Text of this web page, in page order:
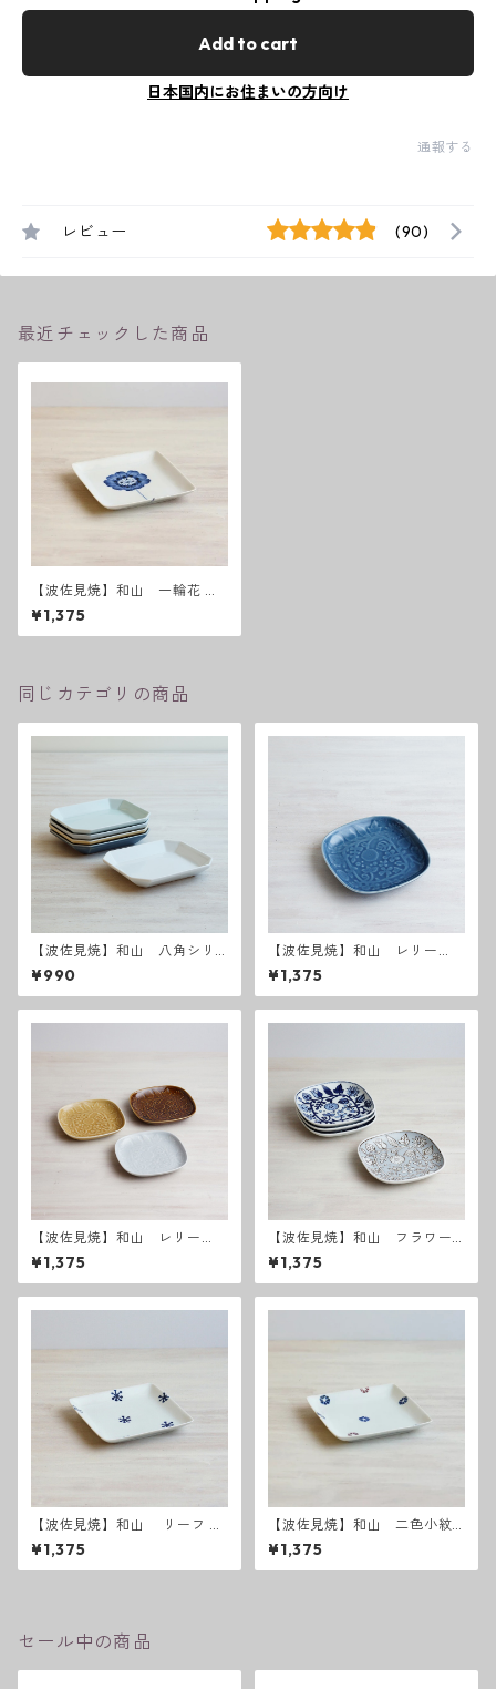
Add to cart
日本国内にお住まいの方向け
通報する
レビュー (90)
最近チェックした商品
【波佐見焼】和山 一輪花 W
プレート角皿 - 小 -
¥1,375
同じカテゴリの商品
【波佐見焼】和山 八角シリ
ーズ プレートM
¥990
【波佐見焼】和山 レリー
フ・フラワーパレード取皿
うす瑠璃
¥1,375
【波佐見焼】和山 レリー
フ・フラワーパレード 取皿
¥1,375
【波佐見焼】和山 フラワー
パレード取皿
¥1,375
【波佐見焼】和山 リーフ W
プレート角皿 - 小 -
¥1,375
【波佐見焼】和山 二色小紋
Wプレート角皿 - 小 -
¥1,375
セール中の商品